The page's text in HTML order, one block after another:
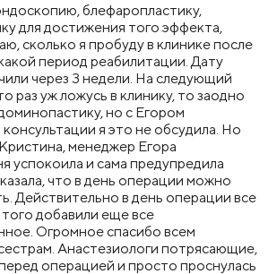
блефаропластику,
для достижения того эффекта,
сколько я пробуду в клинике после
период реабилитации. Дату
через 3 недели. На следующий
раз уж ложусь в клинику, то заодно
но с Егором
я это не обсудила. Но
менеджер Егора
успокоила и сама предупредила
что в день операции можно
Действительно в день операции все
добавили еще все
Огромное спасибо всем
Анастезиологи потрясающие,
операцией и просто проснулась